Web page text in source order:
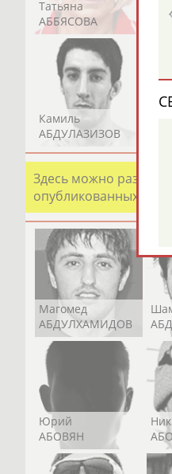
Татьяна
АББЯСОВА
Камиль
АБДУЛАЗИЗОВ
Здесь можно
опубликованных
Магомед
АБДУЛХАМИДОВ
Юрий
АБОВЯН
Юрий
ХМЫЛЕВ